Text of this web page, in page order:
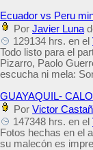
Ecuador vs Peru
Por Javier Luna
129134 hrs. en el
Todo listo para el
Pizarro, Paolo
escucha ni mela:
GUAYAQUIL-
Por Victor
147348 hrs. en el
Fotos hechas en el
su malecón es